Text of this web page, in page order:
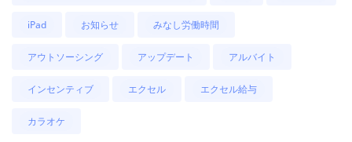
iPad お知らせ みなし労働時間
アウトソーシング アップデート アルバイト
インセンティブ エクセル エクセル給与
カラオケ